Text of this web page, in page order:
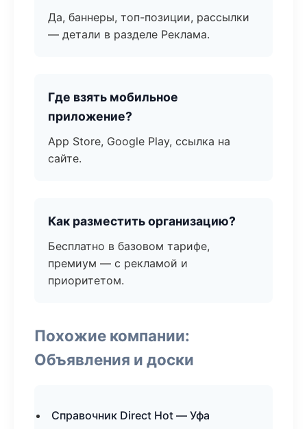
Да, баннеры, топ-позиции, рассылки
— детали в разделе Реклама.
Где взять мобильное
приложение?
App Store, Google Play, ссылка на
сайте.
Как разместить организацию?
Бесплатно в базовом тарифе,
премиум — с рекламой и
приоритетом.
Похожие компании:
Объявления и доски
Справочник Direct Hot — Уфа